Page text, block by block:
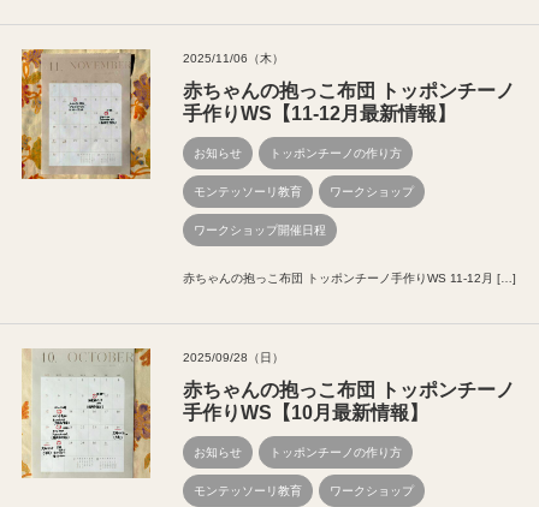
2025/11/06（木）
赤ちゃんの抱っこ布団 トッポンチーノ
手作りWS【11-12月最新情報】
お知らせ トッポンチーノの作り方
モンテッソーリ教育 ワークショップ
ワークショップ開催日程
赤ちゃんの抱っこ布団 トッポンチーノ手作りWS 11-12月 […]
2025/09/28（日）
赤ちゃんの抱っこ布団 トッポンチーノ
手作りWS【10月最新情報】
お知らせ トッポンチーノの作り方
モンテッソーリ教育 ワークショップ